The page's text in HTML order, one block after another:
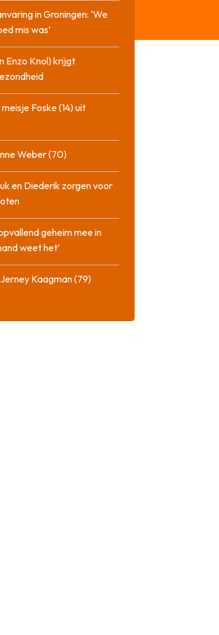
in Groningen: ‘We
mis was’
Enzo Knol) krijgt
Foske (14) uit
Weber (70)
en Diederik zorgen voor
geheim mee in
weet het’
Kaagman (79)